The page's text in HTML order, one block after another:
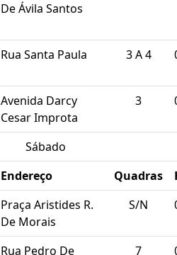
De Ávila Santos
Rua Santa Paula 3 A 4
Avenida Darcy
Cesar Improta
3
Sábado
Endereço Quadras
Praça Aristides R.
De Morais
S/N
Rua Pedro De
7